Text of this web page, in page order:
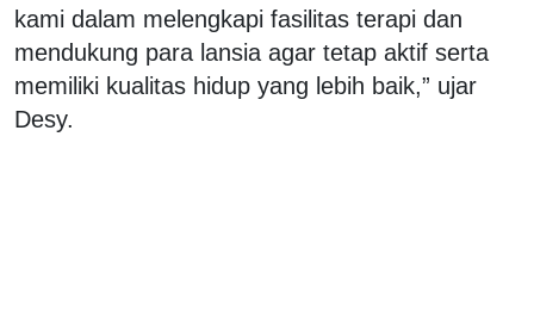
kami dalam melengkapi fasilitas terapi dan
mendukung para lansia agar tetap aktif serta
memiliki kualitas hidup yang lebih baik,” ujar
Desy.